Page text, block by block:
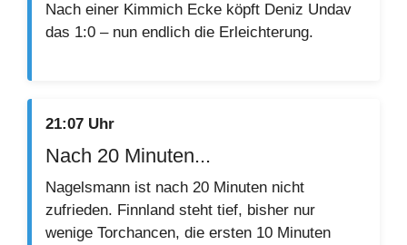
Nach einer Kimmich Ecke köpft Deniz Undav
das 1:0 – nun endlich die Erleichterung.
21:07 Uhr
Nach 20 Minuten...
Nagelsmann ist nach 20 Minuten nicht
zufrieden. Finnland steht tief, bisher nur
wenige Torchancen, die ersten 10 Minuten